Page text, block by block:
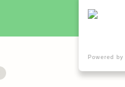
Powered